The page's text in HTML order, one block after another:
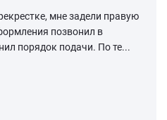
мне задели правую
позвонил в
порядок подачи. По те...